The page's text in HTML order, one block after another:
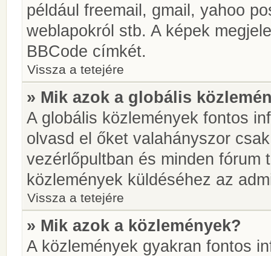
például freemail, gmail, yahoo
weblapokról stb. A képek
BBCode címkét.
Vissza a tetejére
» Mik azok a globális
A globális közlemények fontos
olvasd el őket valahányszor
vezérlőpultban és minden fórum
közlemények küldéséhez az
Vissza a tetejére
» Mik azok a közlemények?
A közlemények gyakran fontos